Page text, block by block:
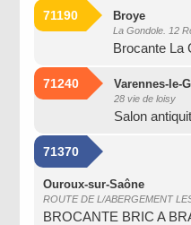
71190 Broye
La Gondole. 12
Brocante La
71240 Varennes-le-
28 vie de loisy
Salon
71370
Ouroux-sur-Saône
ROUTE DE L/ABERGEMENT
BROCANTE BRIC A